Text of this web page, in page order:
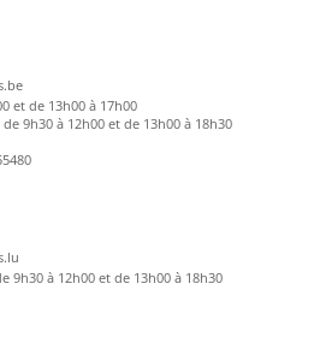
et de 13h00 à 17h00
9h30 à 12h00 et de 13h00 à 18h30
à 12h00 et de 13h00 à 18h30